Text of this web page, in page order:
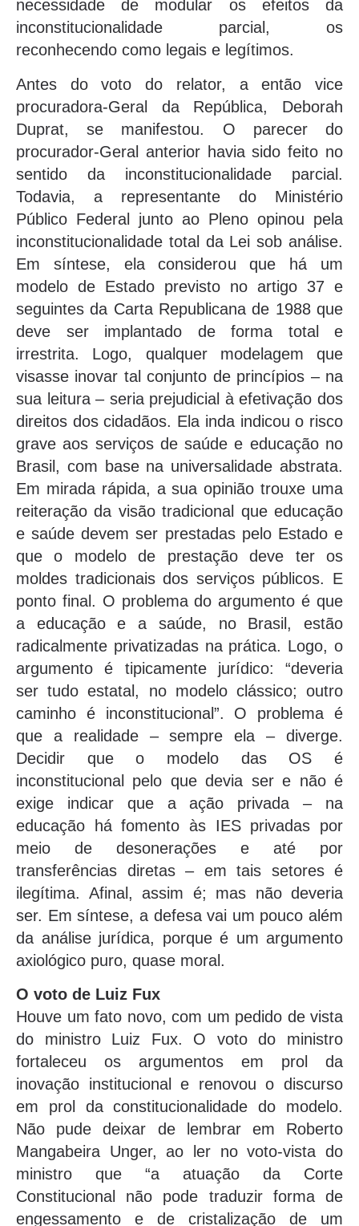
necessidade de modular os efeitos da
inconstitucionalidade parcial, os
reconhecendo como legais e legítimos.
Antes do voto do relator, a então vice
procuradora-Geral da República, Deborah
Duprat, se manifestou. O parecer do
procurador-Geral anterior havia sido feito no
sentido da inconstitucionalidade parcial.
Todavia, a representante do Ministério
Público Federal junto ao Pleno opinou pela
inconstitucionalidade total da Lei sob análise.
Em síntese, ela considerou que há um
modelo de Estado previsto no artigo 37 e
seguintes da Carta Republicana de 1988 que
deve ser implantado de forma total e
irrestrita. Logo, qualquer modelagem que
visasse inovar tal conjunto de princípios – na
sua leitura – seria prejudicial à efetivação dos
direitos dos cidadãos. Ela inda indicou o risco
grave aos serviços de saúde e educação no
Brasil, com base na universalidade abstrata.
Em mirada rápida, a sua opinião trouxe uma
reiteração da visão tradicional que educação
e saúde devem ser prestadas pelo Estado e
que o modelo de prestação deve ter os
moldes tradicionais dos serviços públicos. E
ponto final. O problema do argumento é que
a educação e a saúde, no Brasil, estão
radicalmente privatizadas na prática. Logo, o
argumento é tipicamente jurídico: “deveria
ser tudo estatal, no modelo clássico; outro
caminho é inconstitucional”. O problema é
que a realidade – sempre ela – diverge.
Decidir que o modelo das OS é
inconstitucional pelo que devia ser e não é
exige indicar que a ação privada – na
educação há fomento às IES privadas por
meio de desonerações e até por
transferências diretas – em tais setores é
ilegítima. Afinal, assim é; mas não deveria
ser. Em síntese, a defesa vai um pouco além
da análise jurídica, porque é um argumento
axiológico puro, quase moral.
O voto de Luiz Fux
Houve um fato novo, com um pedido de vista
do ministro Luiz Fux. O voto do ministro
fortaleceu os argumentos em prol da
inovação institucional e renovou o discurso
em prol da constitucionalidade do modelo.
Não pude deixar de lembrar em Roberto
Mangabeira Unger, ao ler no voto-vista do
ministro que “a atuação da Corte
Constitucional não pode traduzir forma de
engessamento e de cristalização de um